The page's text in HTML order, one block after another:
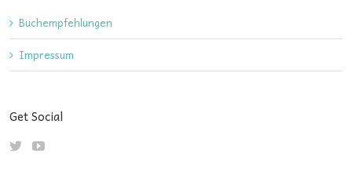
Buchempfehlungen
Impressum
Get Social